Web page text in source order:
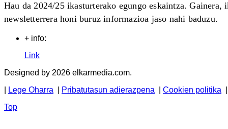
Hau da 2024/25 ikasturterako egungo eskaintza. Gainera,
newsletterrera honi buruz informazioa jaso nahi baduzu.
+ info:
Link
Designed by 2026 elkarmedia.com.
Lege Oharra Pribatutasun adierazpena Cookien politika
Top